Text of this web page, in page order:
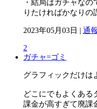
・結局はガチャな
りたければかなりの
2023年05月03日 | 通報
2
ガチャ=ゴミ
グラフィックだけは
どこにでもよくある
課金が高すぎて廃課